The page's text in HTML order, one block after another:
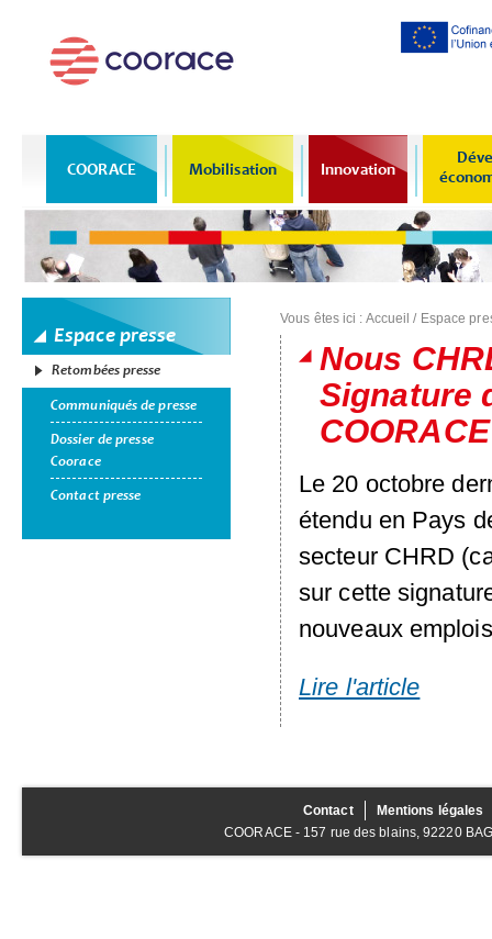
COORACE Mobilisation Innovation
Espace presse
Retombées presse
Communiqués de presse
Dossier de presse
Coorace
Contact presse
Vous êtes ici : Accueil / Espace
Nous
Signature
Le 20 octobre
étendu en Pays
secteur CHRD
sur cette
nouveaux
Lire l'article
Contact
Mentions légales
COORACE - 157 rue des blains, 92220